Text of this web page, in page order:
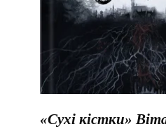
«Сухі кістки»